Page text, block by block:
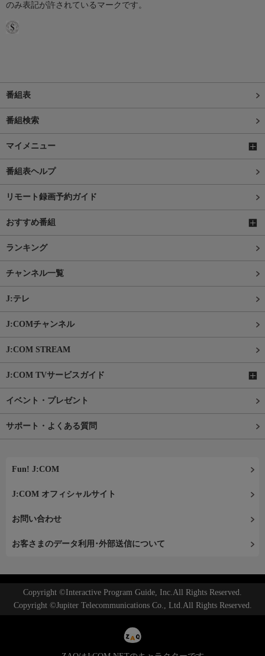
のみ表記が許されているマークです。
番組表
番組検索
マイメニュー
番組表ヘルプ
リモート録画予約ガイド
おすすめ番組
ランキング
チャンネル一覧
J:テレ
J:COMチャンネル
J:COM STREAM
J:COM TVサービスガイド
イベント・プレゼント
サポート・よくある質問
Fun! J:COM
J:COM オフィシャルサイト
お問い合わせ
お客さまのデータ利用･外部送信について
Copyright ©Interactive Program Guide, Inc.All Rights Reserved.
Copyright ©Jupiter Telecommunications Co., Ltd.All Rights Reserved.